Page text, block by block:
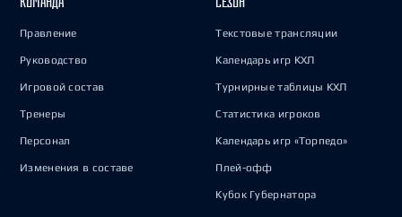
Правление
Руководство
Игровой состав
Тренеры
Персонал
Изменения в составе
Текстовые трансляции
Календарь игр КХЛ
Турнирные таблицы КХЛ
Статистика игроков
Календарь игр «Торпедо»
Плей-офф
Кубок Губернатора